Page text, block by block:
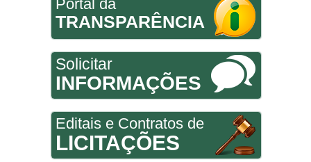
Portal da
TRANSPARÊNCIA
Solicitar
INFORMAÇÕES
Editais e Contratos de
LICITAÇÕES